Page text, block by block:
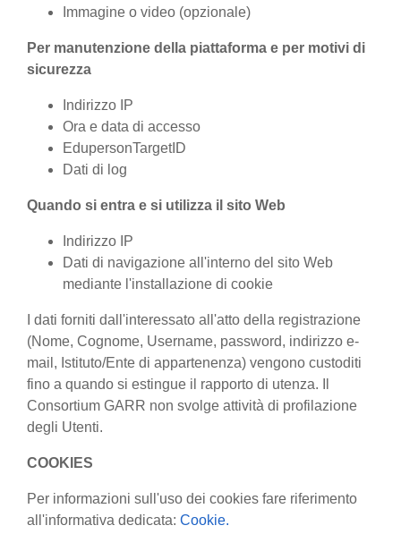
Immagine o video (opzionale)
Per manutenzione della piattaforma e per motivi di
sicurezza
Indirizzo IP
Ora e data di accesso
EdupersonTargetID
Dati di log
Quando si entra e si utilizza il sito Web
Indirizzo IP
Dati di navigazione all'interno del sito Web
mediante l'installazione di cookie
I dati forniti dall'interessato all'atto della registrazione
(Nome, Cognome, Username, password, indirizzo e-
mail, Istituto/Ente di appartenenza) vengono custoditi
fino a quando si estingue il rapporto di utenza. Il
Consortium GARR non svolge attività di profilazione
degli Utenti.
COOKIES
Per informazioni sull'uso dei cookies fare riferimento
all'informativa dedicata: Cookie.